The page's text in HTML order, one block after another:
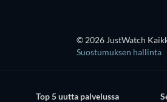
© 2026 JustWatch
Suostumuksen hallinta
Top 5 uutta palvelussa